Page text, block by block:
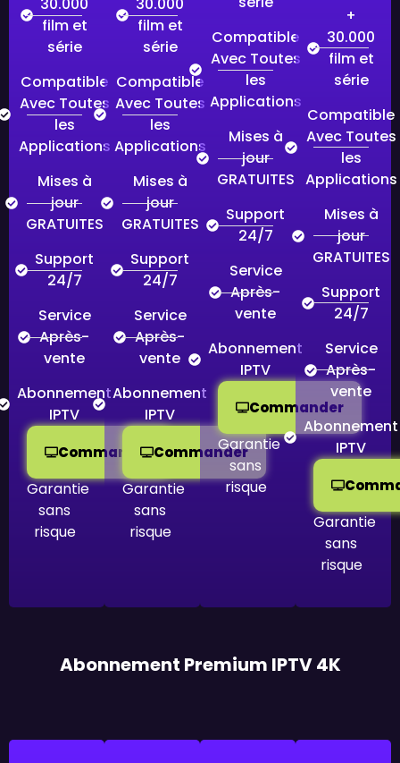
30.000
film et
série
Compatible
Avec Toutes
les
Applications
Mises à
jour
GRATUITES
Support
24/7
Service
Après-
vente
Abonnement
IPTV
Commander
Garantie
sans
risque
30.000
film et
série
Compatible
Avec Toutes
les
Applications
Mises à
jour
GRATUITES
Support
24/7
Service
Après-
vente
Abonnement
IPTV
Commander
Garantie
sans
risque
Compatible
Avec Toutes
les
Applications
Mises à
jour
GRATUITES
Support
24/7
Service
Après-
vente
Abonnement
IPTV
Commander
Garantie
sans
risque
+
30.000
film et
série
Compatible
Avec Toutes
les
Applications
Mises à
jour
GRATUITES
Support
24/7
Service
Après-
vente
Abonnement
IPTV
Garantie
sans
risque
Abonnement Premium IPTV 4K